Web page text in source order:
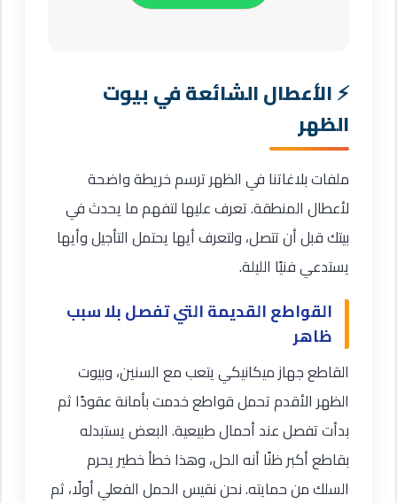
الأعطال الشائعة في بيوت
الظهر
ملفات بلاغاتنا في الظهر ترسم خريطة واضحة
لأعطال المنطقة. تعرف عليها لتفهم ما يحدث في
بيتك قبل أن تتصل، ولتعرف أيها يحتمل التأجيل وأيها
يستدعي فنيًا الليلة.
القواطع القديمة التي تفصل بلا سبب
ظاهر
القاطع جهاز ميكانيكي يتعب مع السنين، وبيوت
الظهر الأقدم تحمل قواطع خدمت بأمانة عقودًا ثم
بدأت تفصل عند أحمال طبيعية. البعض يستبدله
بقاطع أكبر ظنًا أنه الحل، وهذا خطأ خطير يحرم
السلك من حمايته. نحن نقيس الحمل الفعلي أولًا، ثم